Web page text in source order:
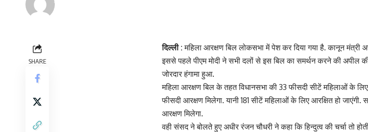
Last updated: September 24, 2023 8:54 am
SHARE
दिल्ली : महिला आरक्षण बिल लोकसभा में पेश कर दिया गया है. कानून मंत्री
इससे पहले पीएम मोदी ने सभी दलों से इस बिल का समर्थन करने की अपील
जोरदार हंगामा हुआ.
महिला आरक्षण बिल के तहत विधानसभा की 33 फीसदी सीटें महिलाओं के
फीसदी आरक्षण मिलेगा. यानी 181 सीटें महिलाओं के लिए आरक्षित हो जाएंगी.
आरक्षण मिलेगा.
वही संसद ने बोलते हुए अधीर रंजन चौधरी ने कहा कि हिन्दुत्व की चर्चा तो